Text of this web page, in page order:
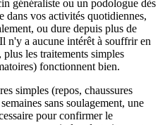
généraliste ou un podologue dès
dans vos activités quotidiennes,
ou dure depuis plus de
n'y a aucune intérêt à souffrir en
les traitements simples
fonctionnent bien.
simples (repos, chaussures
sans soulagement, une
pour confirmer le